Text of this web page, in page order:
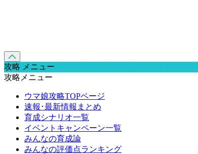
攻略 メニュー
攻略メニュー
ウマ娘攻略TOPページ
速報･最新情報まとめ
育成シナリオ一覧
イベントキャンペーン一覧
みんなの育成論
みんなの評価点ランキング